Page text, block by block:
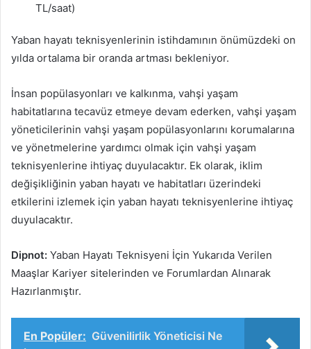
TL/saat)
Yaban hayatı teknisyenlerinin istihdamının önümüzdeki on
yılda ortalama bir oranda artması bekleniyor.
İnsan popülasyonları ve kalkınma, vahşi yaşam
habitatlarına tecavüz etmeye devam ederken, vahşi yaşam
yöneticilerinin vahşi yaşam popülasyonlarını korumalarına
ve yönetmelerine yardımcı olmak için vahşi yaşam
teknisyenlerine ihtiyaç duyulacaktır. Ek olarak, iklim
değişikliğinin yaban hayatı ve habitatları üzerindeki
etkilerini izlemek için yaban hayatı teknisyenlerine ihtiyaç
duyulacaktır.
Dipnot: Yaban Hayatı Teknisyeni İçin Yukarıda Verilen
Maaşlar Kariyer sitelerinden ve Forumlardan Alınarak
Hazırlanmıştır.
En Popüler: Güvenilirlik Yöneticisi Ne